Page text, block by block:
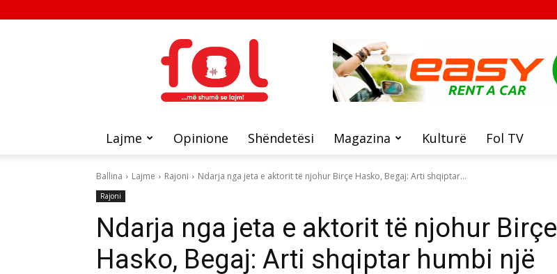
FOL
Lajme Opinione Shëndetësi Magazina Kulturë Fol TV
Ballina Lajme Rajoni Ndarja nga jeta e aktorit të njohur Birçe Hasko, Begaj: Arti shqiptar...
Rajoni
Ndarja nga jeta e aktorit të njohur Birçe
Hasko, Begaj: Arti shqiptar humbi një